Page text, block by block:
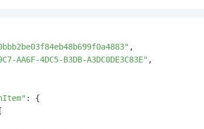
,
AA6F-4DC5-B3DB-A3DC0DE3C83E" ,
: {